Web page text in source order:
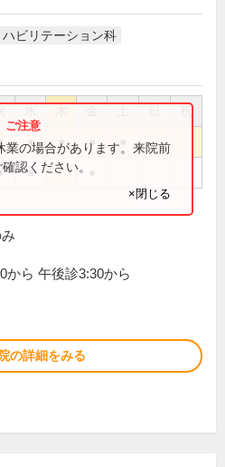
ハビリテーション科
祝
● ● ●
●
業の場合があります。来院前
認ください。
×閉じる
から 午後診3:30から
の詳細をみる